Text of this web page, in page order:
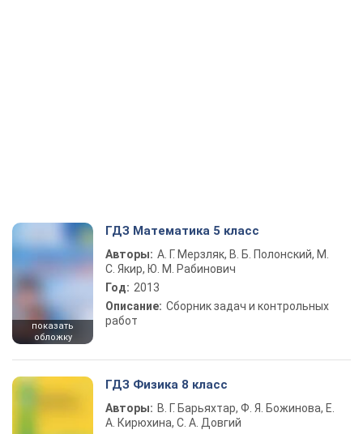
показать
обложку
ГДЗ Математика 5 класс
Авторы: А. Г. Мерзляк, В. Б. Полонский, М.
С. Якир, Ю. М. Рабинович
Год: 2013
Описание: Сборник задач и контрольных
работ
ГДЗ Физика 8 класс
Авторы: В. Г. Барьяхтар, Ф. Я. Божинова, Е.
А. Кирюхина, С. А. Довгий